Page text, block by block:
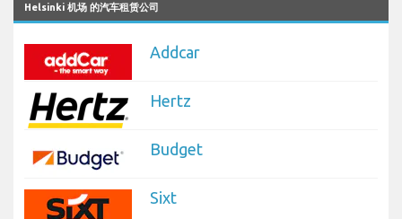
Helsinki 机场 的汽车租赁公司
Addcar
Hertz
Budget
Sixt